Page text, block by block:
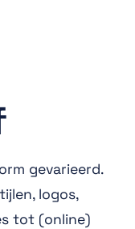
gevarieerd.
logos,
tot (online)